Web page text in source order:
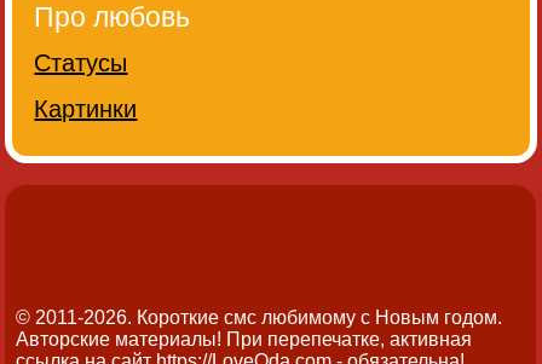
Про любовь
Статусы
Картинки
© 2011-2026. Короткие смс любимому с Новым годом.
Авторские материалы! При перепечатке, активная